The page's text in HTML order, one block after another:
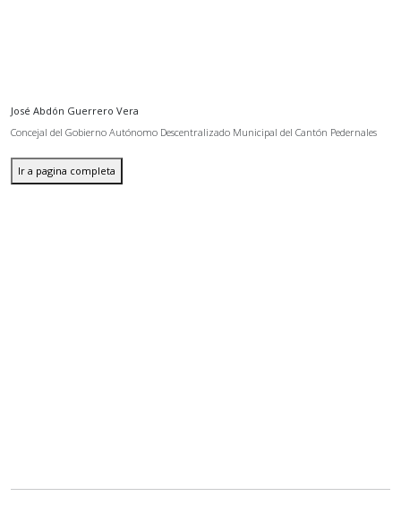
José Abdón Guerrero Vera
Concejal del Gobierno Autónomo Descentralizado Municipal del Cantón Pedernales
Ir a pagina completa